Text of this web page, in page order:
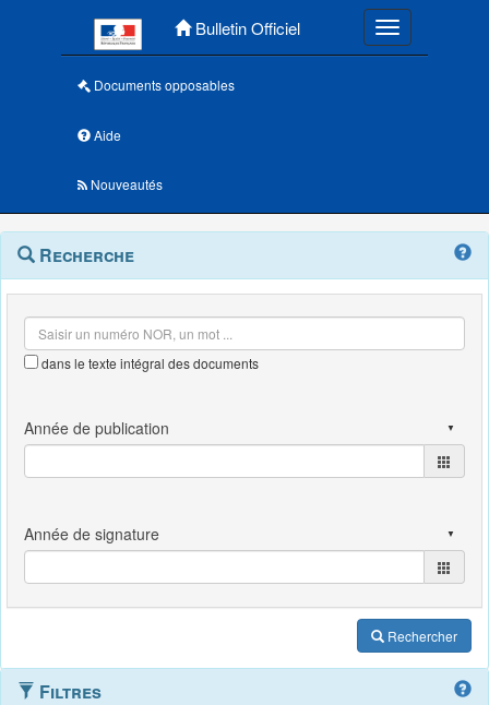
Bulletin Officiel Toggle
Documents opposables
Aide
Nouveautés
Navigation
outils
Menu
contextuel
Recherche
dans le texte intégral des documents
Rechercher
Filtres